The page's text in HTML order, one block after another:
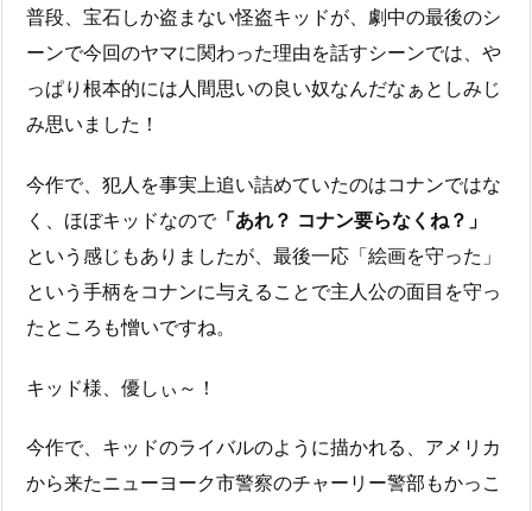
普段、宝石しか盗まない怪盗キッドが、劇中の最後のシ
ーンで今回のヤマに関わった理由を話すシーンでは、や
っぱり根本的には人間思いの良い奴なんだなぁとしみじ
み思いました！
今作で、犯人を事実上追い詰めていたのはコナンではな
く、ほぼキッドなので「あれ？ コナン要らなくね？」
という感じもありましたが、最後一応「絵画を守った」
という手柄をコナンに与えることで主人公の面目を守っ
たところも憎いですね。
キッド様、優しぃ～！
今作で、キッドのライバルのように描かれる、アメリカ
から来たニューヨーク市警察のチャーリー警部もかっこ